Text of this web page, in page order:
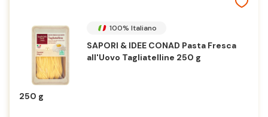
100% Italiano
SAPORI & IDEE CONAD Pasta Fresca
all'Uovo Tagliatelline 250 g
250 g